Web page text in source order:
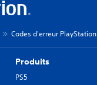
Codes d'erreur PlayStation
Produits
PS5